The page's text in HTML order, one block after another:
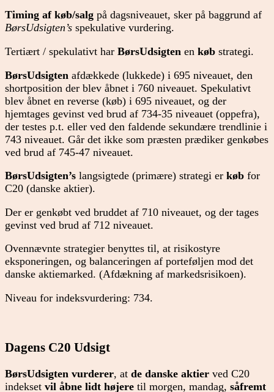
Timing af køb/salg på dagsniveauet, sker på baggrund af
BørsUdsigten’s spekulative vurdering.
Tertiært / spekulativt har BørsUdsigten en køb strategi.
BørsUdsigten afdækkede (lukkede) i 695 niveauet, den
shortposition der blev åbnet i 760 niveauet. Spekulativt
blev åbnet en reverse (køb) i 695 niveauet, og der
hjemtages gevinst ved brud af 734-35 niveauet (oppefra),
der testes p.t. eller ved den faldende sekundære trendlinie i
743 niveauet. Går det ikke som præsten prædiker genkøbes
ved brud af 745-47 niveauet.
BørsUdsigten’s langsigtede (primære) strategi er køb for
C20 (danske aktier).
Der er genkøbt ved bruddet af 710 niveauet, og der tages
gevinst ved brud af 712 niveauet.
Ovennævnte strategier benyttes til, at risikostyre
eksponeringen, og balanceringen af porteføljen mod det
danske aktiemarked. (Afdækning af markedsrisikoen).
Niveau for indeksvurdering: 734.
Dagens C20 Udsigt
BørsUdsigten vurderer, at de danske aktier ved C20
indekset vil åbne lidt højere til morgen, mandag, såfremt